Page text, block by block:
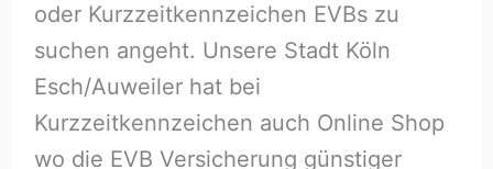
oder Kurzzeitkennzeichen EVBs zu
suchen angeht. Unsere Stadt Köln
Esch/Auweiler hat bei
Kurzzeitkennzeichen auch Online Shop
wo die EVB Versicherung günstiger